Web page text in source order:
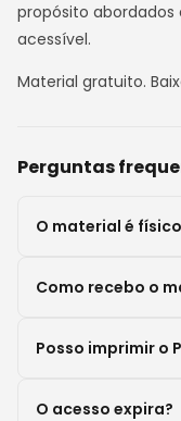
propósito
acessível.
Material gratuito.
Perguntas
O material é
Como recebo o
Posso imprimir o
O acesso expira?